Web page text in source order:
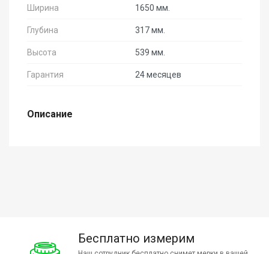
Ширина 1650 мм.
Глубина 317 мм.
Высота 539 мм.
Гарантия 24 месяцев
Описание
Бесплатно измерим